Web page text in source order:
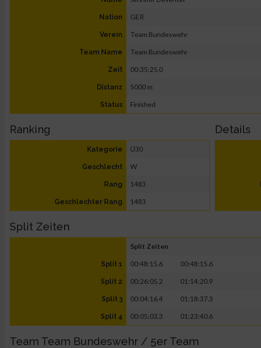
Nation GER
Verein Team Bundeswehr
Team Name Team Bundeswehr
Zeit 00:35:25.0
Distanz 5000 m
Status Finished
Ranking
Kategorie Ü30
Geschlecht W
Rang 1483
Geschlechter Rang 1483
Details
Split Zeiten
Split Zeiten
Split 1 00:48:15.6 00:48:15.6
Split 2 00:26:05.2 01:14:20.9
Split 3 00:04:16.4 01:18:37.3
Split 4 00:05:03.3 01:23:40.6
Team Team Bundeswehr / 5er Team